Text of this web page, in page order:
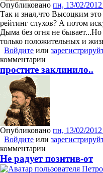
Опубликовано пн, 13/02/
Так и знал,что Высоцким это
рейтинг слухов? А потом
Дыма без огня не
только положительных и
Войдите или
комментарии
простите заклинило..
Опубликовано пн, 13/02/
Войдите или
комментарии
Не радует позитив-от